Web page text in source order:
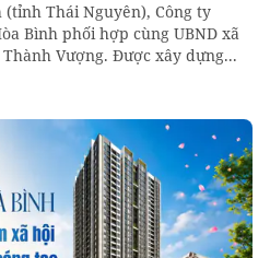
Thái Nguyên), Công ty
Bình phối hợp cùng UBND xã
Vượng. Được xây dựng...